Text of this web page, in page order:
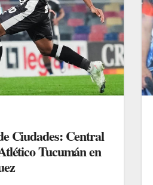
Ciudades: Central
Tucumán en